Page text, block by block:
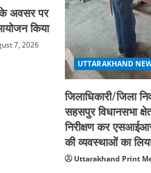
के अवसर पर
किया
7, 2026
UTTARAKHAND
जिलाधिकारी/जिला
सहसपुर विधानसभा
निरीक्षण कर
की व्यवस्थाओं का
Uttarakhand Print